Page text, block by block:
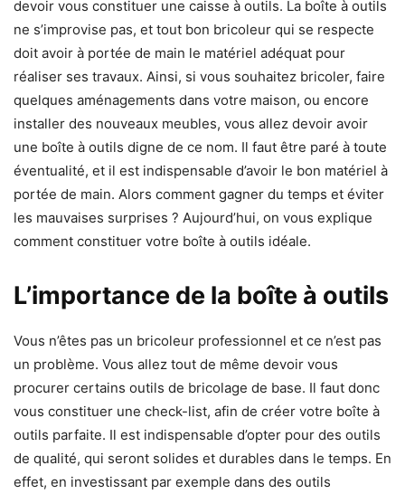
devoir vous constituer une caisse à outils. La boîte à outils
ne s’improvise pas, et tout bon bricoleur qui se respecte
doit avoir à portée de main le matériel adéquat pour
réaliser ses travaux. Ainsi, si vous souhaitez bricoler, faire
quelques aménagements dans votre maison, ou encore
installer des nouveaux meubles, vous allez devoir avoir
une boîte à outils digne de ce nom. Il faut être paré à toute
éventualité, et il est indispensable d’avoir le bon matériel à
portée de main. Alors comment gagner du temps et éviter
les mauvaises surprises ? Aujourd’hui, on vous explique
comment constituer votre boîte à outils idéale.
L’importance de la boîte à outils
Vous n’êtes pas un bricoleur professionnel et ce n’est pas
un problème. Vous allez tout de même devoir vous
procurer certains outils de bricolage de base. Il faut donc
vous constituer une check-list, afin de créer votre boîte à
outils parfaite. Il est indispensable d’opter pour des outils
de qualité, qui seront solides et durables dans le temps. En
effet, en investissant par exemple dans des outils